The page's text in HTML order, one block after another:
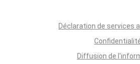
Déclaration de services
Diffusion de